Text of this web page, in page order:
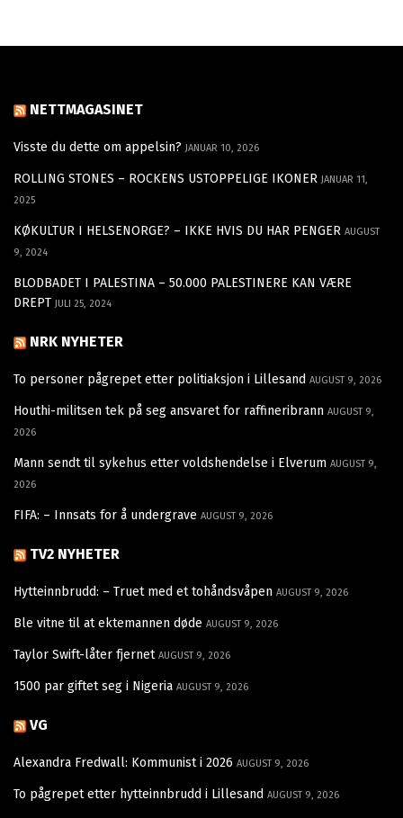
NETTMAGASINET
Visste du dette om appelsin? JANUAR 10, 2026
ROLLING STONES – ROCKENS USTOPPELIGE IKONER JANUAR 11,
2025
KØKULTUR I HELSENORGE? – IKKE HVIS DU HAR PENGER AUGUST
9, 2024
BLODBADET I PALESTINA – 50.000 PALESTINERE KAN VÆRE
DREPT JULI 25, 2024
NRK NYHETER
To personer pågrepet etter politiaksjon i Lillesand AUGUST 9, 2026
Houthi-militsen tek på seg ansvaret for raffineribrann AUGUST 9,
2026
Mann sendt til sykehus etter voldshendelse i Elverum AUGUST 9,
2026
FIFA: – Innsats for å undergrave AUGUST 9, 2026
TV2 NYHETER
Hytteinnbrudd: – Truet med et tohåndsvåpen AUGUST 9, 2026
Ble vitne til at ektemannen døde AUGUST 9, 2026
Taylor Swift-låter fjernet AUGUST 9, 2026
1500 par giftet seg i Nigeria AUGUST 9, 2026
VG
Alexandra Fredwall: Kommunist i 2026 AUGUST 9, 2026
To pågrepet etter hytteinnbrudd i Lillesand AUGUST 9, 2026